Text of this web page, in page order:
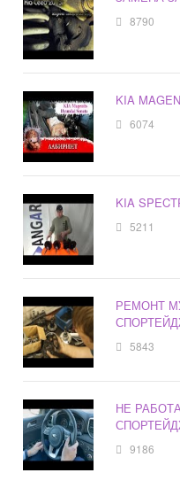
8790
KIA
6074
KIA
5211
РЕМОНТ
5843
НЕ
9186